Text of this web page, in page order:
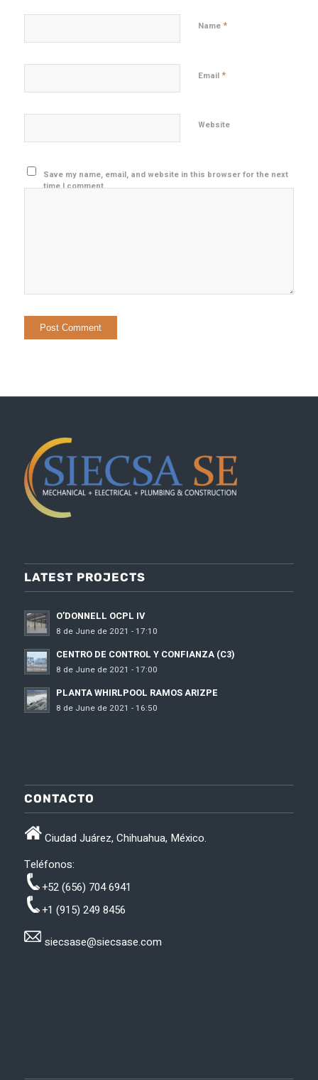
Name*
Email*
Website
Save my name, email, and website in this browser for the next
time I comment.
LATEST PROJECTS
O’DONNELL OCPL IV
8 de June de 2021 - 17:10
CENTRO DE CONTROL Y CONFIANZA (C3)
8 de June de 2021 - 17:00
PLANTA WHIRLPOOL RAMOS ARIZPE
8 de June de 2021 - 16:50
CONTACTO
Ciudad Juárez, Chihuahua, México.
Teléfonos:
+52 (656) 704 6941
+1 (915) 249 8456
siecsase@siecsase.com